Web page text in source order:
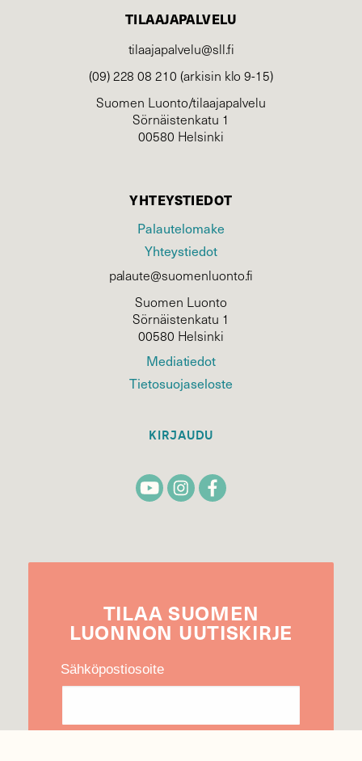
TILAAJAPALVELU
tilaajapalvelu@sll.fi
(09) 228 08 210 (arkisin klo 9-15)
Suomen Luonto/tilaajapalvelu
Sörnäistenkatu 1
00580 Helsinki
YHTEYSTIEDOT
Palautelomake
Yhteystiedot
palaute@suomenluonto.fi
Suomen Luonto
Sörnäistenkatu 1
00580 Helsinki
Mediatiedot
Tietosuojaseloste
KIRJAUDU
TILAA SUOMEN
LUONNON UUTIS­KIRJE
Sähköpostiosoite